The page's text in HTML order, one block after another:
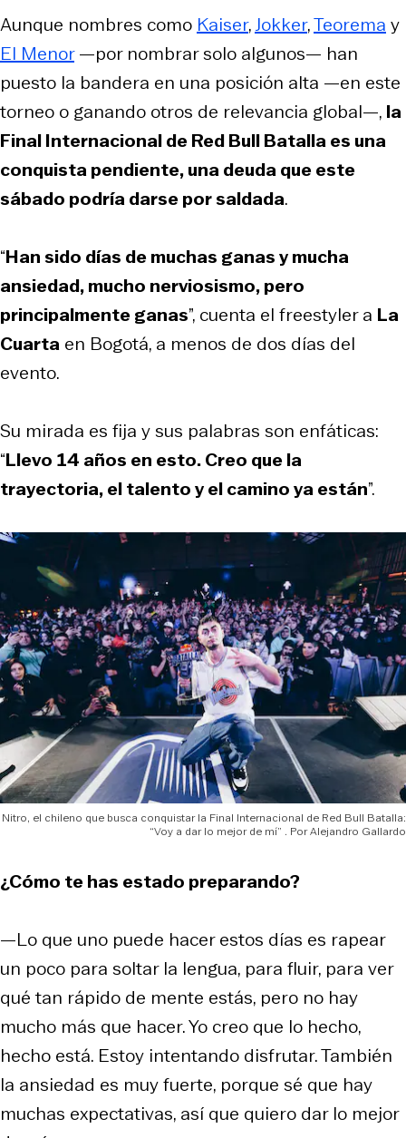
Aunque nombres como Kaiser,Jokker,Teorema y
El Menor—por nombrar solo algunos— han
puesto la bandera en una posición alta —en este
torneo o ganando otros de relevancia global—, la
Final Internacional de Red Bull Batalla es una
conquista pendiente, una deuda que este
sábado podría darse por saldada.
“Han sido días de muchas ganas y mucha
ansiedad, mucho nerviosismo, pero
principalmente ganas”, cuenta el freestyler a La
Cuarta en Bogotá, a menos de dos días del
evento.
Su mirada es fija y sus palabras son enfáticas:
“Llevo 14 años en esto. Creo que la
trayectoria, el talento y el camino ya están”.
Nitro, el chileno que busca conquistar la Final Internacional de Red Bull Batalla:
“Voy a dar lo mejor de mí”
Alejandro Gallardo
¿Cómo te has estado preparando?
—Lo que uno puede hacer estos días es rapear
un poco para soltar la lengua, para fluir, para ver
qué tan rápido de mente estás, pero no hay
mucho más que hacer. Yo creo que lo hecho,
hecho está. Estoy intentando disfrutar. También
la ansiedad es muy fuerte, porque sé que hay
muchas expectativas, así que quiero dar lo mejor